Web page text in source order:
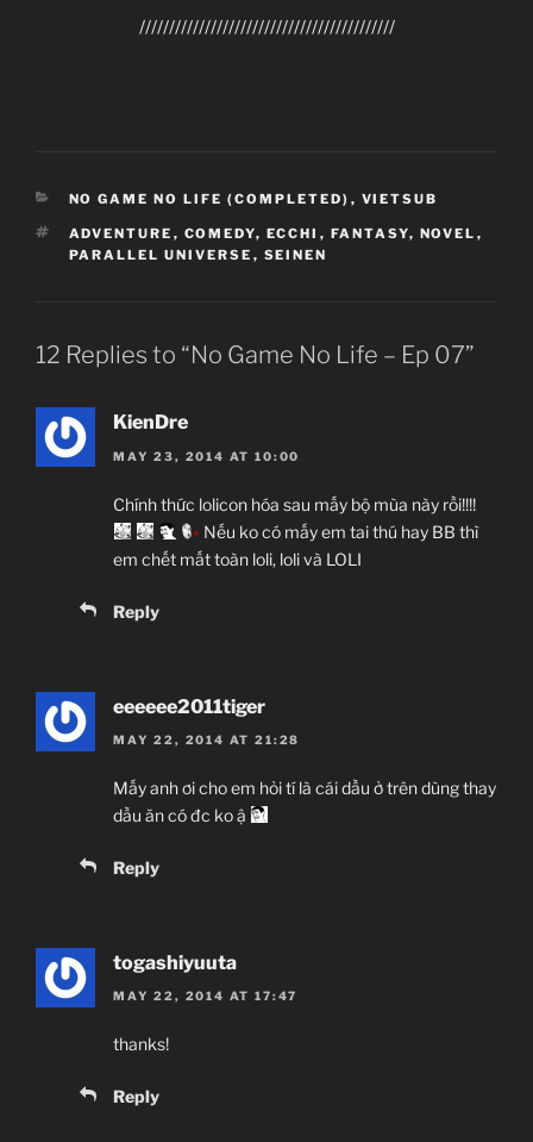
No Game No Life
09.04.2014 đến ??
Ecchi, Fantasy, Novel, Parallel Universe,
~Thành viên thực hiện~
Zenko
///////////////////////////////////////////
CATEGORIES
NO GAME NO LIFE (COMPLETED) , VIETSUB
TAGS
ADVENTURE , COMEDY, ECCHI , FANTASY, NOVEL ,
PARALLEL UNIVERSE , SEINEN
12 Replies to “No Game No Life – Ep 07”
KienDre
MAY 23, 2014 AT 10:00
Chính thức lolicon hóa sau mấy bộ mùa này rồi!!!!
Nếu ko có mấy em tai thú hay BB thì
em chết mất toàn loli, loli và LOLI
Reply
eeeeee2011tiger
MAY 22, 2014 AT 21:28
Mấy anh ơi cho em hỏi tí là cái dầu ở trên dùng thay
dầu ăn có đc ko ậ
Reply
togashiyuuta
MAY 22, 2014 AT 17:47
thanks!
Reply